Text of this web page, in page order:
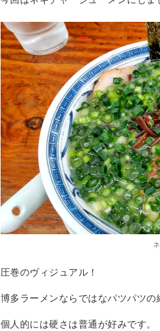
圧巻のヴィジュアル！
博多ラーメンならではなパツパツの
個人的には硬さは普通が好みです。